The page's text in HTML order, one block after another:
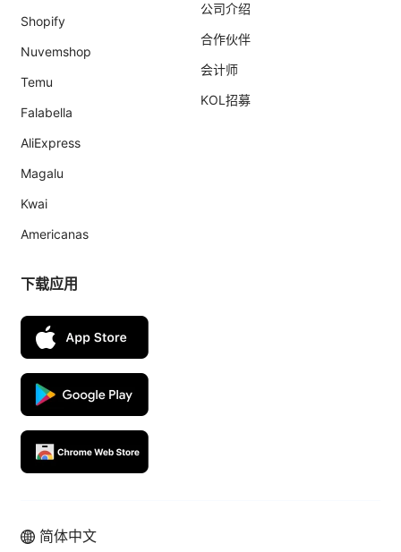
Shopify
Nuvemshop
Temu
Falabella
AliExpress
Magalu
Kwai
Americanas
公司介绍
合作伙伴
会计师
KOL招募
下载应用
简体中文